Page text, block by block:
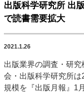
TOP
新着記事
インタビュー
SDGs・地域
ポストプレ
市場・統計
人事・移転・
出版科学研究所 出
で読書需要拡大
2021.1.26
出版業界の調査・研
会・出版科学研究所
規模を『出版月報』1